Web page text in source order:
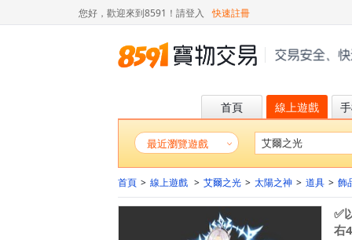
您好，歡迎來到8591！ 請登入 快速註冊
首頁 線上遊戲
最近瀏覽遊戲
首頁 > 線上遊戲 > 艾爾之光 > 太陽之神 > 道具 > 飾
✅
右